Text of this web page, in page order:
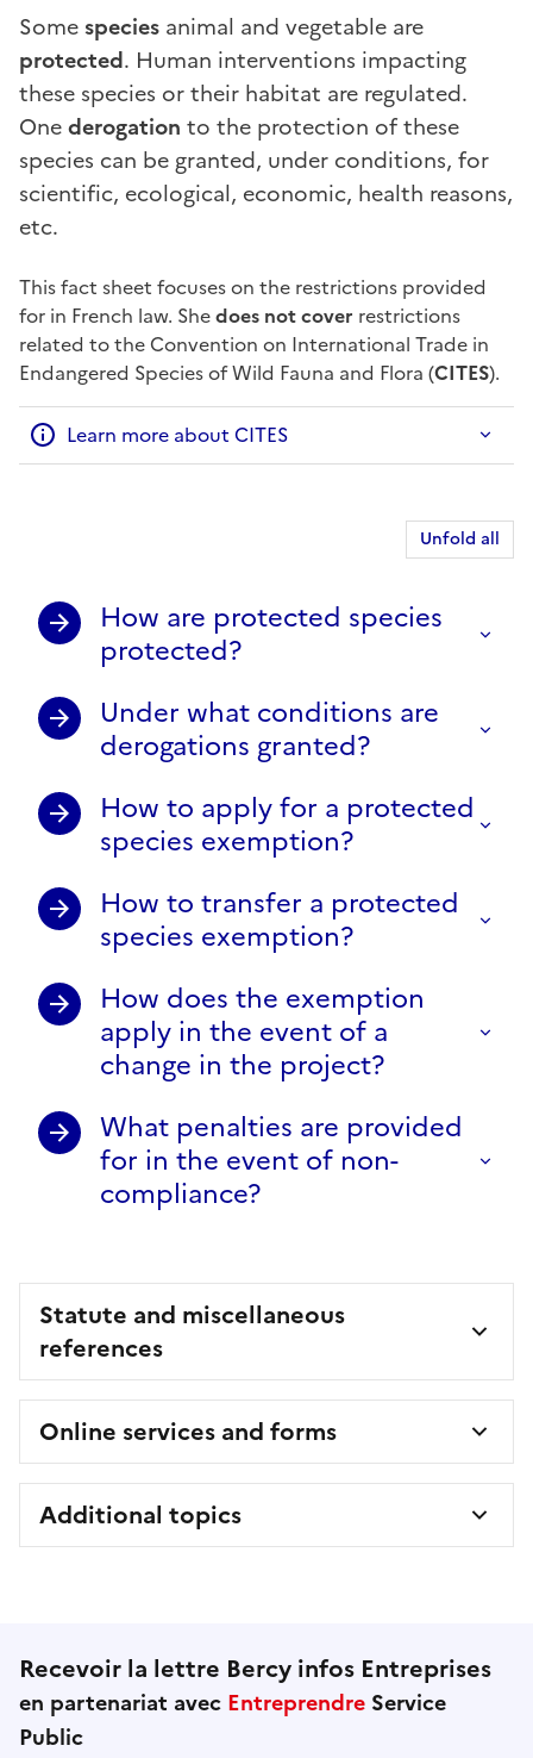
Somespecies animal and vegetable are
protected. Human interventions impacting
these species or their habitat are regulated.
Onederogation to the protection of these
species can be granted, under conditions, for
scientific, ecological, economic, health reasons,
etc.
This fact sheet focuses on the restrictions provided
for in French law. Shedoes not cover restrictions
related to the Convention on International Trade in
Endangered Species of Wild Fauna and Flora (CITES).
Learn more about CITES
Unfold all
How are protected species
protected?
Under what conditions are
derogations granted?
How to apply for a protected
species exemption?
How to transfer a protected
species exemption?
How does the exemption
apply in the event of a
change in the project?
What penalties are provided
for in the event of non-
compliance?
Statute and miscellaneous
references
Online services and forms
Additional topics
Recevoir la lettre Bercy infos Entreprises
en partenariat avec Entreprendre Service
Public